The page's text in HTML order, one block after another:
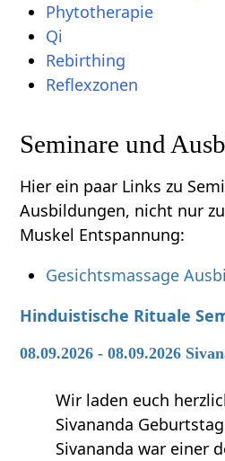
Phytotherapie
Qi
Rebirthing
Reflexzonen
Seminare und
Hier ein paar Links zu
Ausbildungen, nicht nur
Muskel Entspannung:
Gesichtsmassage
Hinduistische Rituale
08.09.2026 - 08.09.2026
Wir laden euch
Sivananda
Sivananda war einer